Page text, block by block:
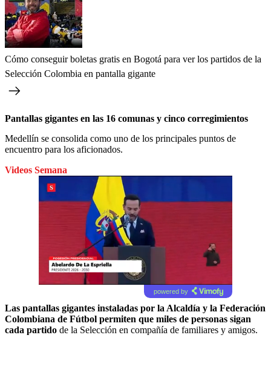
Cómo conseguir boletas gratis en Bogotá para ver los partidos de la
Selección Colombia en pantalla gigante
Pantallas gigantes en las 16 comunas y cinco corregimientos
Medellín se consolida como uno de los principales puntos de
encuentro para los aficionados.
Videos Semana
powered by
Las pantallas gigantes instaladas por la Alcaldía y la Federación
Colombiana de Fútbol permiten que miles de personas sigan
cada partido de la Selección en compañía de familiares y amigos.